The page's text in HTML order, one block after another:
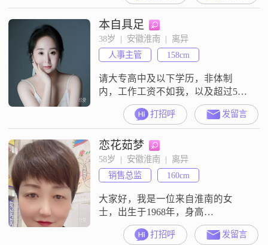
5000元之间##3002##我性格自信果
断，乐观积极，总是以一颗平和的
心去面对生活中的各种挑战
##3002##责任感是我认为自己很重
要的一点，无论是对待工作还是对
待感情，我都会全
本自具足
38岁  |  安徽淮南  |  离异
人事主管
158cm
请大专高中及以下学历，非体制
内，工作工资不如我，以及超过50
岁60岁的大爷请自重！！！就不要
联系我了！！！我是一位1988年出
生的女士，身高158cm，体重110
斤，平时有运动习惯##3002##国企
机关部门副科级，年收入
20W##3002##父亲公务员退休，母
亲教师退休，家庭无负担##3002##
本科学历，性格乐观积
打招呼 发留言
恋花茹梦
58岁  |  安徽淮南  |  离异
销售总监
160cm
大家好，我是一位来自淮南的女
士，出生于1968年，身高
160cm##3002##我性格温柔体贴，总
是希望能给身边的人带来温暖和关
打招呼 发留言